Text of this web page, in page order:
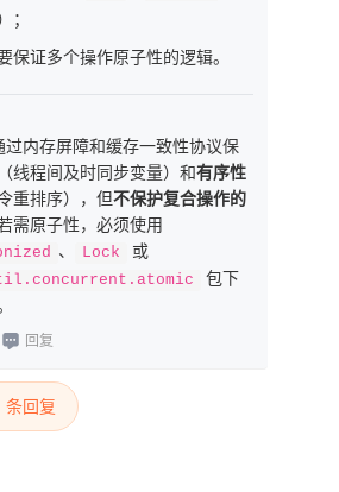
；
保证多个操作原子性的逻辑。
内存屏障和缓存一致性协议保
（线程间及时同步变量）和有序性
重排序），但不保护复合操作的
需原子性，必须使用
、 Lock 或
包下
回复
条回复